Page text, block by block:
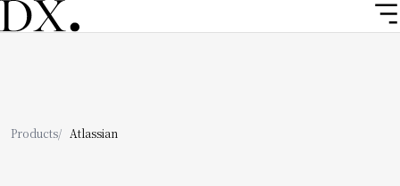
メ
イ
ンパ
Products Atlassian